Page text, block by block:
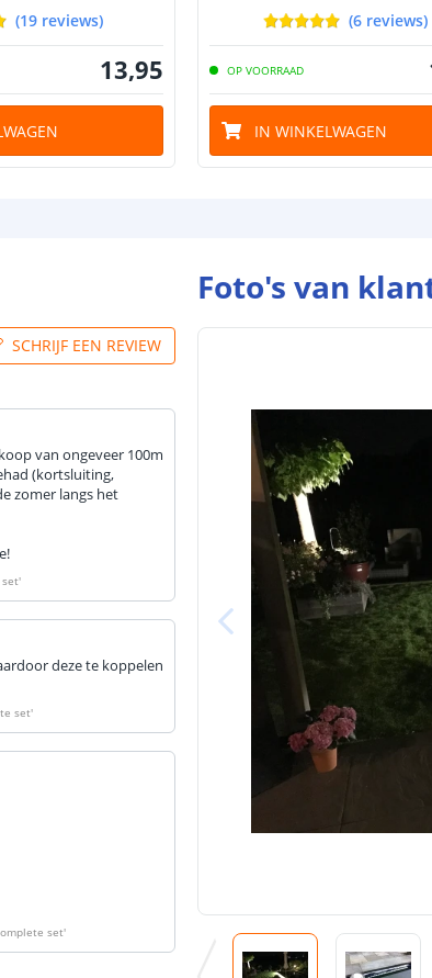
Watt per LED
Voltage (DC)
Strip
Plakstrip
Breedte led
Dikte led strip
Aansluiting
Aansluiting
(19 reviews)
13,95
(6 reviews)
OP VOORRAAD
IN WINKELWAGEN
SCHRIJF EEN REVIEW
van ongeveer 100m
(kortsluiting,
zomer langs het
set'
deze te koppelen
set'
set'
Foto's van